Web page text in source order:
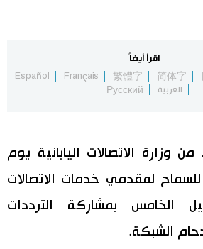
Русский
اقرأ أيضاً
简体字
繁體字
Français
Español
العربية
Русский
وزارة الاتصالات اليابانية يوم
للسماح لمقدمي خدمات الاتصالات
الخامس بمشاركة الترددات
الشبكة.